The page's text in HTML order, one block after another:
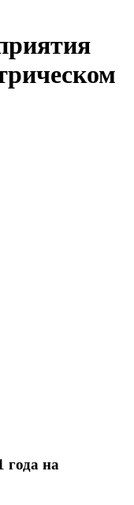
года на